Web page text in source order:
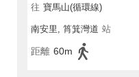
往 寶馬山(循環線)
南安里, 筲箕灣道 站
距離 60m